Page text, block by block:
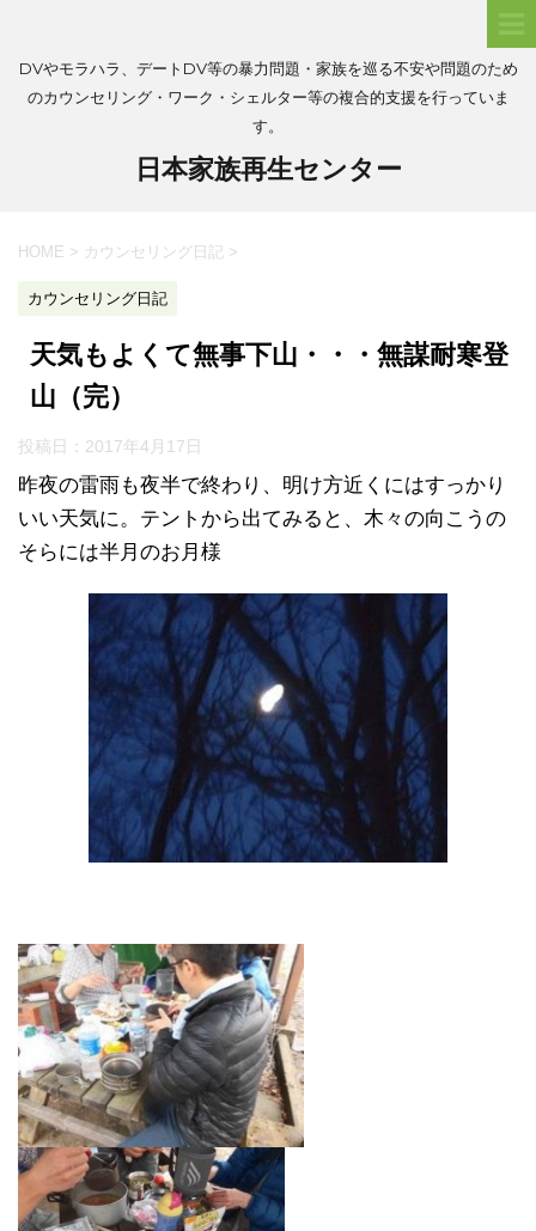
DVやモラハラ、デートDV等の暴力問題・家族を巡る不安や問題のため
のカウンセリング・ワーク・シェルター等の複合的支援を行っていま
す。
日本家族再生センター
HOME > カウンセリング日記 >
カウンセリング日記
天気もよくて無事下山・・・無謀耐寒登
山（完）
投稿日： 2017年4月17日
昨夜の雷雨も夜半で終わり、明け方近くにはすっかり
いい天気に。テントから出てみると、木々の向こうの
そらには半月のお月様